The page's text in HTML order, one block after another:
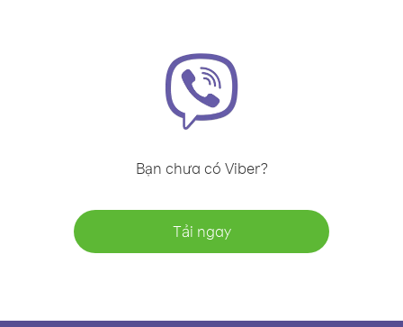
Bạn chưa có Viber?
Tải ngay